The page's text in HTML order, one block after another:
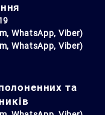
WhatsApp, Viber)
WhatsApp, Viber)
та